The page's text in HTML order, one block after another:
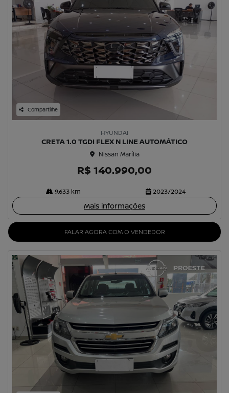
Compartilhe
HYUNDAI
CRETA 1.0 TGDI FLEX N LINE AUTOMÁTICO
Nissan Marília
R$ 140.990,00
9.633 km 2023/2024
Mais informações
FALAR AGORA COM O VENDEDOR